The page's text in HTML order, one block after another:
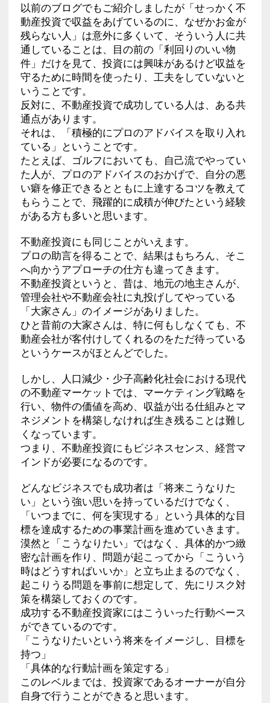
以前のブログでもご紹介しましたが「せっかく不
動産投資で収益をあげているのに、なぜかお金が
残らない人」は意外に多くいて、そういう人に共
通していることは、目の前の「利回りのいい物
件」だけを見て、投資には興味があるけど収益を
守るために時間を使ったり、工夫をしていないと
いうことです。
反対に、不動産投資で成功している人は、ある共
通点があります。
それは、「積極的にプロのアドバイスを取り入れ
ている」ということです。
たとえば、ゴルフにおいても、自己流でやってい
た人が、プロのアドバイスのおかげで、自分の悪
い癖を修正できるとともに上達するコツを教えて
もらうことで、飛躍的に成積が伸びたという経験
がある方も多いと思います。
不動産投資にも同じことがいえます。
プロの助言を得ることで、結果はもちろん、そこ
へ向かうアプローチの仕方も違ってきます。
不動産投資というと、昔は、地元の地主さんが、
管理会社や不動産会社に丸投げしてやっている
「大家さん」のイメージがありました。
ひと昔前の大家さんは、特に何もしなくても、不
動産会社が客付けしてくれるのをただ待っている
というケースがほとんどでした。
しかし、人口減少・少子高齢化社会における現代
の不動産マーケットでは、マーケティング戦略を
行い、物件の価値を高め、収益が出る仕組みとマ
ネジメントを構築しなければ生き残ることは難し
くなっています。
つまり、不動産投資にもビジネスセンス、経営マ
インドが必要になるのです。
どんなビジネスでも成功者は「将来こうなりた
い」という強い思いを持っているだけでなく、
「いつまでに、何を実現する」という具体的な目
標を達成するための事業計画を進めていきます。
漠然と「こうなりたい」ではなく、具体的かつ緻
密な計画を作り、問題が起こってから「こういう
時はどうすればいいか」と立ち止まるのでなく、
起こりうる問題を事前に想定して、先にリスク対
策を構築しておくのです。
成功する不動産投資家にはこういった行動ベース
ができているのです。
「こうなりたいという将来をイメージし、目標を
持つ」
「具体的な行動計画を策定する」
このレベルまでは、投資家であるオーナーが自分
自身で行うことができると思います。